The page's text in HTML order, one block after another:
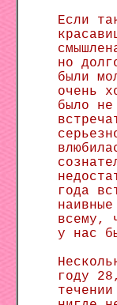
Если
но
были
очень
было
года
всему,
у нас
году